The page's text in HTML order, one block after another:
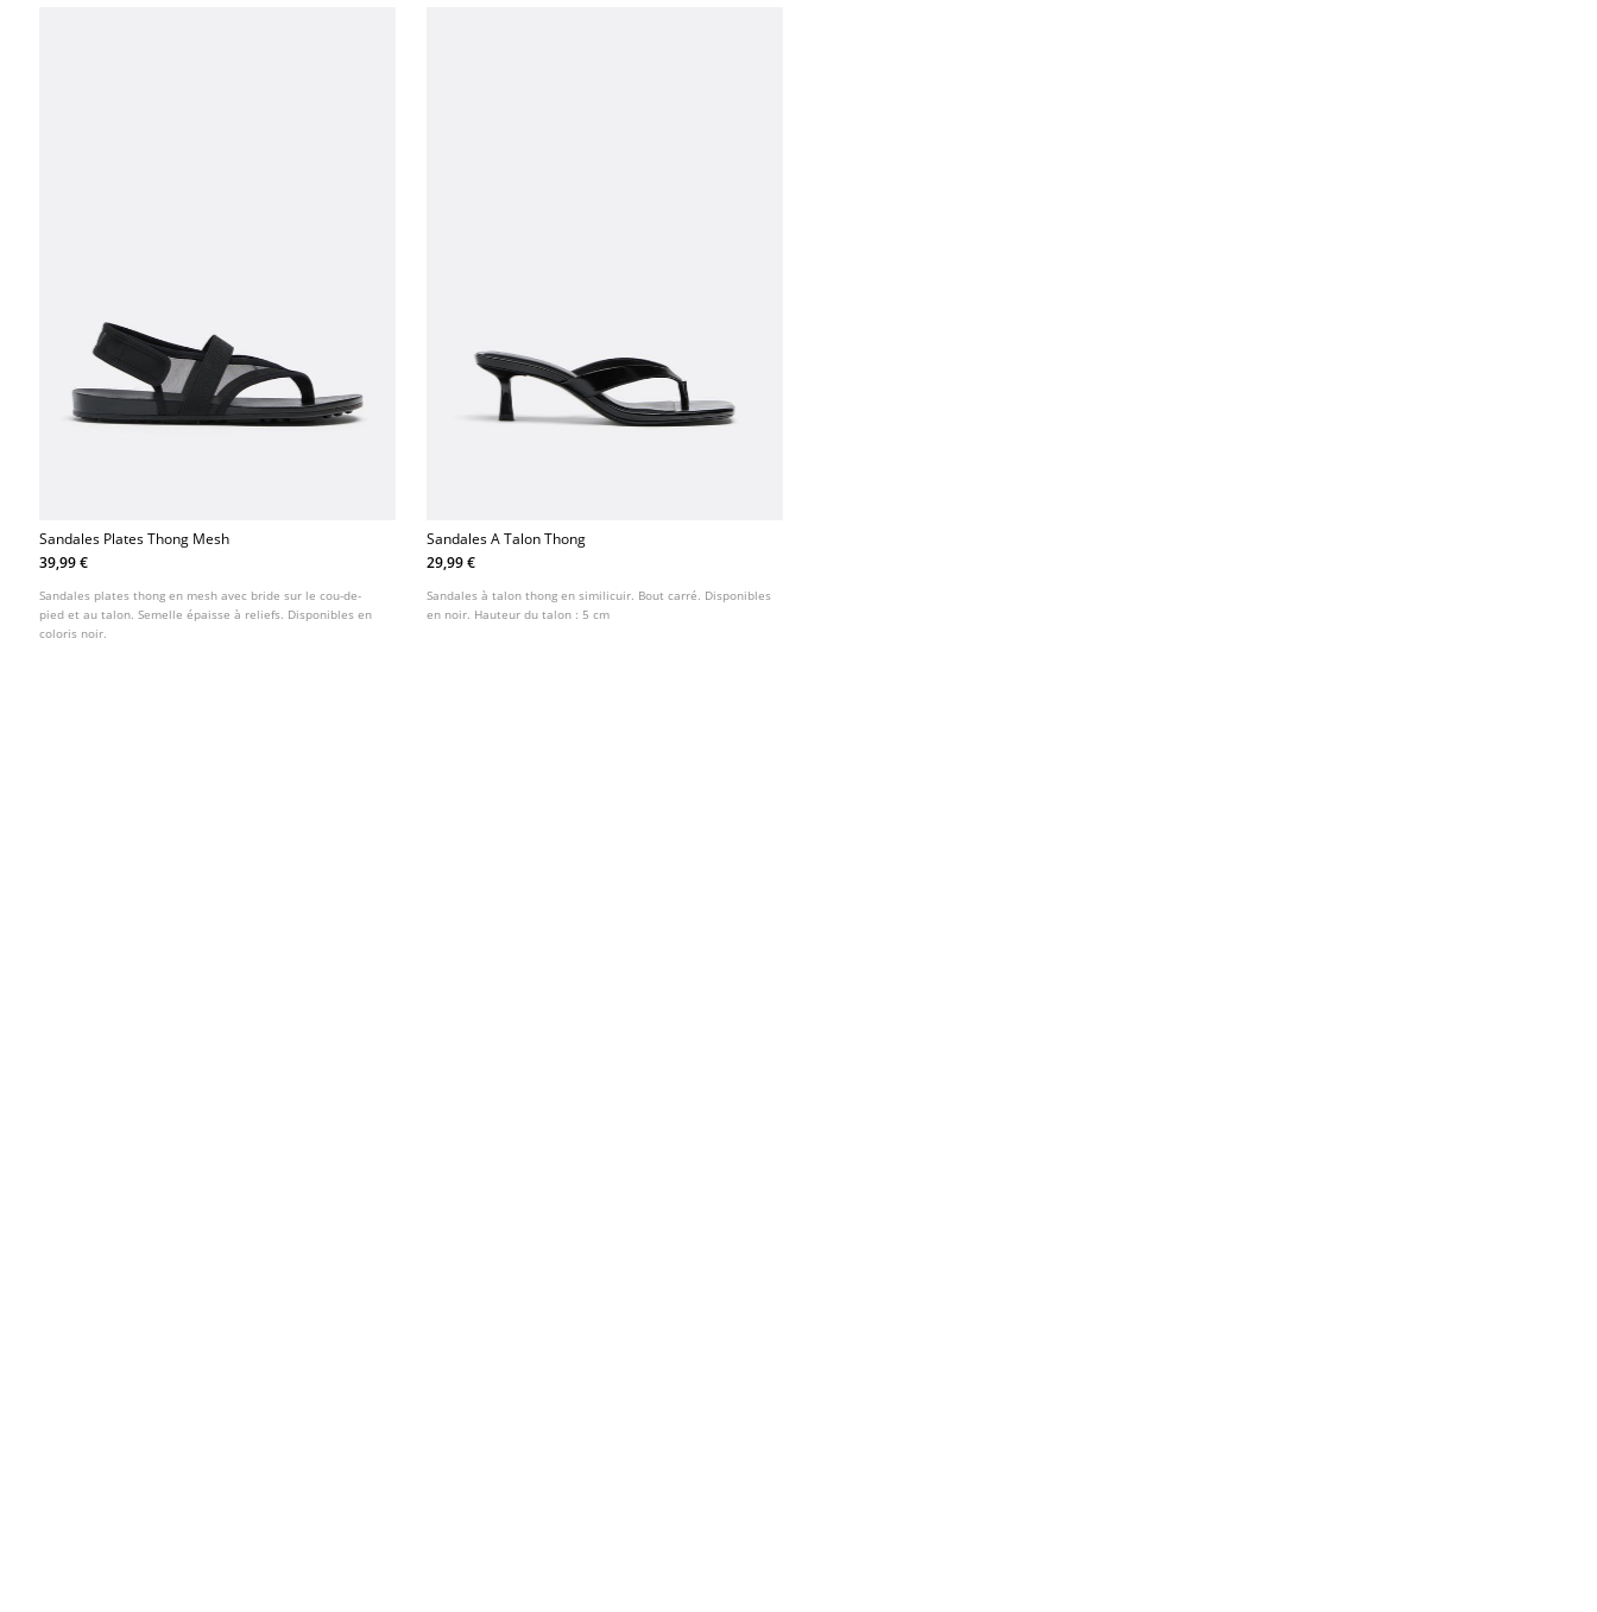
Sandales Plates Thong Mesh
39,99 €
Sandales plates thong en mesh avec bride sur le cou-de-
pied et au talon. Semelle épaisse à reliefs. Disponibles en
coloris noir.
Sandales A Talon Thong
29,99 €
Sandales à talon thong en similicuir. Bout carré. Disponibles
en noir. Hauteur du talon : 5 cm